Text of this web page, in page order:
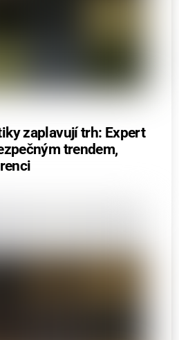
zaplavují trh: Expert
trendem,